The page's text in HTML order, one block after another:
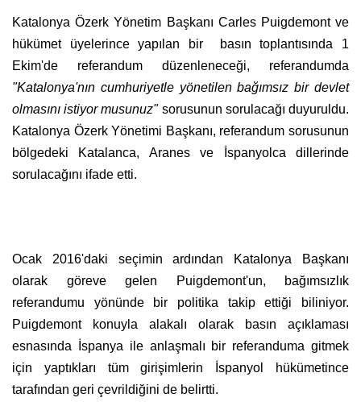
Katalonya Özerk Yönetim Başkanı Carles Puigdemont ve
hükümet üyelerince yapılan bir basın toplantısında 1
Ekim'de referandum düzenleneceği, referandumda
"Katalonya'nın cumhuriyetle yönetilen bağımsız bir devlet
olmasını istiyor musunuz" sorusunun sorulacağı duyuruldu.
Katalonya Özerk Yönetimi Başkanı, referandum sorusunun
bölgedeki Katalanca, Aranes ve İspanyolca dillerinde
sorulacağını ifade etti.
Ocak 2016'daki seçimin ardından Katalonya Başkanı
olarak göreve gelen Puigdemont'un, bağımsızlık
referandumu yönünde bir politika takip ettiği biliniyor.
Puigdemont konuyla alakalı olarak basın açıklaması
esnasında İspanya ile anlaşmalı bir referanduma gitmek
için yaptıkları tüm girişimlerin İspanyol hükümetince
tarafından geri çevrildiğini de belirtti.